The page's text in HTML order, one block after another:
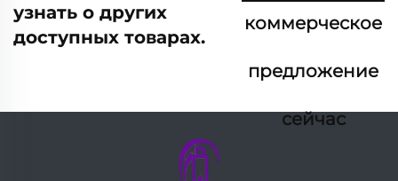
узнать о других
доступных товарах.
коммерческое
предложение
сейчас